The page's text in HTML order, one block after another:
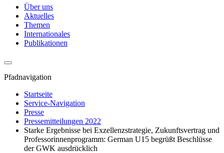
Über uns
Aktuelles
Themen
Internationales
Publikationen
Pfadnavigation
Startseite
Service-Navigation
Presse
Pressemitteilungen 2022
Starke Ergebnisse bei Exzellenzstrategie, Zukunftsvertrag und
Professorinnenprogramm: German U15 begrüßt Beschlüsse
der GWK ausdrücklich